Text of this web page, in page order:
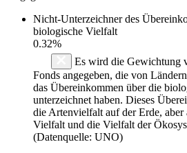
Nicht-Unterzeichner des
biologische Vielfalt
0.32%
Es wird die Gewichtung
Fonds angegeben, die von
das Übereinkommen über die
unterzeichnet haben. Dieses
die Artenvielfalt auf der Erde, aber
Vielfalt und die Vielfalt der
(Datenquelle: UNO)